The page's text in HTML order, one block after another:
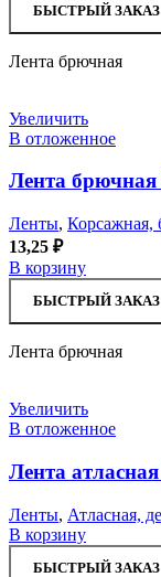
БЫСТРЫЙ ЗАКАЗ
Лента брючная
Увеличить
В отложенное
Лента
Ленты, Корсажная,
13,25 ₽
В корзину
БЫСТРЫЙ ЗАКАЗ
Лента брючная
Увеличить
В отложенное
Лента
Ленты, Атласная,
В корзину
БЫСТРЫЙ ЗАКАЗ